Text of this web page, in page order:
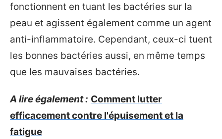
fonctionnent en tuant les bactéries sur la
peau et agissent également comme un agent
anti-inflammatoire. Cependant, ceux-ci tuent
les bonnes bactéries aussi, en même temps
que les mauvaises bactéries.
A lire également : Comment lutter
efficacement contre l'épuisement et la
fatigue